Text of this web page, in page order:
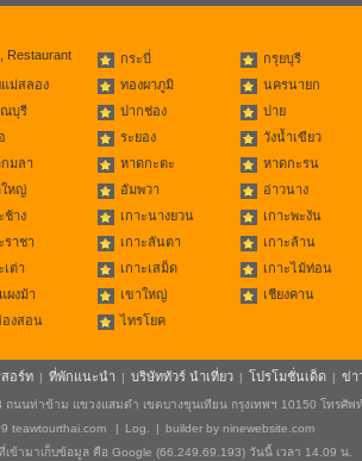
Restaurant กระบี่ กรุยบุรี
ม่สลอง ทองผาภูมิ นครนายก
บุรี ปากช่อง ปาย
ระยอง วังน้ำเขียว
มลา หาดกะตะ หาดกะรน
หญ่ อัมพวา อ่าวนาง
ช้าง เกาะนางยวน เกาะพะงัน
ราชา เกาะลันตา เกาะล้าน
เต่า เกาะเสม็ด เกาะไม้ท่อน
ผงม้า เขาใหญ่ เชียงคาน
องสอน ไทรโยค
สอร์ท | ที่พักแนะนำ | บริษัททัวร์ นำเที่ยว | โปรโมชั่นเด็ด | ข่า
นนท่าข้าม แขวงแสมดำ เขตบางขุนเทียน กรุงเทพฯ 10150 โทรศัพ
teawtourthai.com | Log. | builder by ninewebsite.com
ข้ามาเก็บข้อมูล คือ Google (66.249.69.193) วันนี้ เวลา 14.09 น.